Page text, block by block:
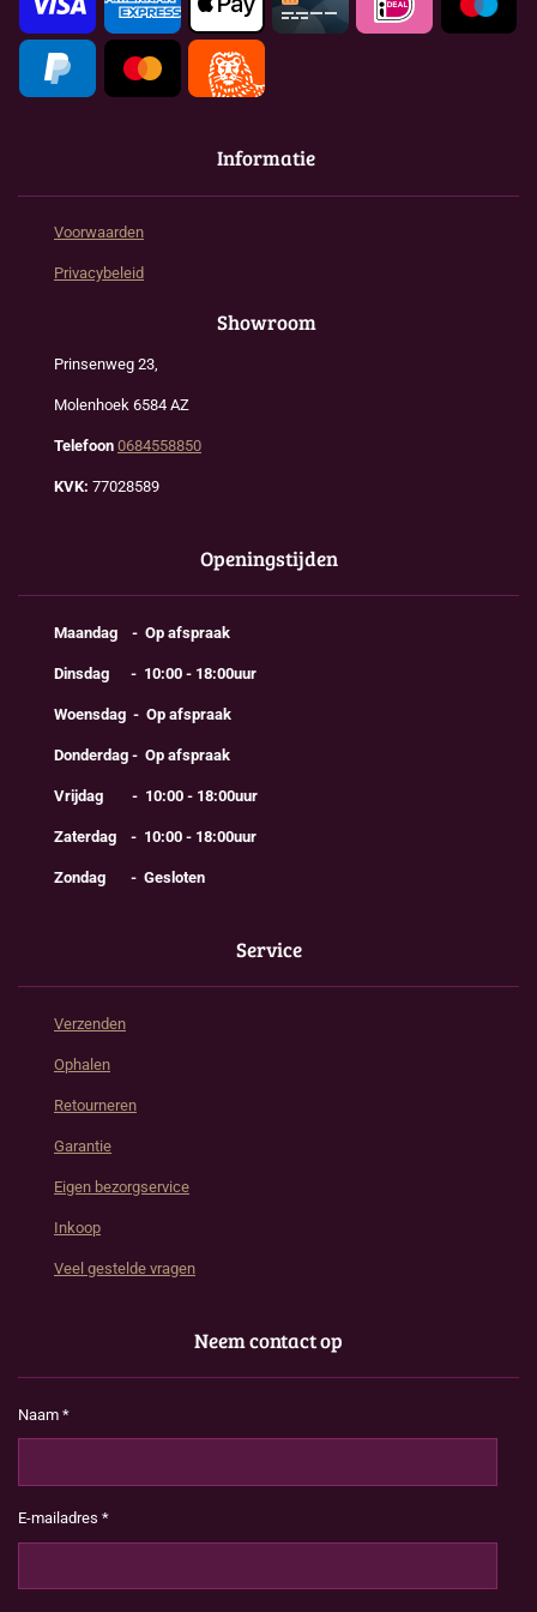
Informatie
Voorwaarden
Privacybeleid
Showroom
Prinsenweg 23,
Molenhoek 6584 AZ
Telefoon 0684558850
KVK: 77028589
Openingstijden
Maandag - Op afspraak
Dinsdag - 10:00 - 18:00uur
Woensdag - Op afspraak
Donderdag - Op afspraak
Vrijdag - 10:00 - 18:00uur
Zaterdag - 10:00 - 18:00uur
Zondag - Gesloten
Service
Verzenden
Ophalen
Retourneren
Garantie
Eigen bezorgservice
Inkoop
Veel gestelde vragen
Neem contact op
Naam *
E-mailadres *